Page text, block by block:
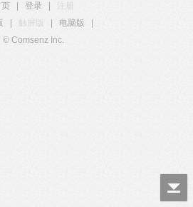
登录
注册
触屏版 电脑版
© Comsenz Inc.